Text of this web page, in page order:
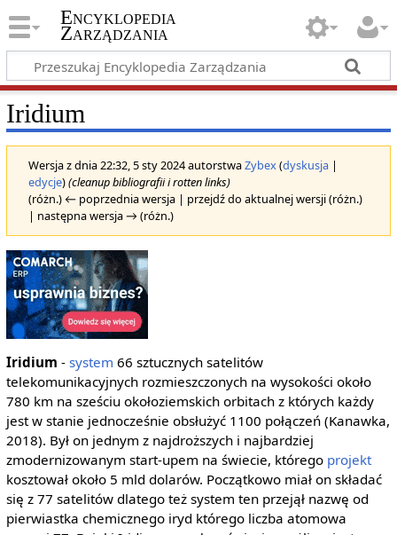
Encyklopedia
Zarządzania
Iridium
Wersja z dnia 22:32, 5 sty 2024 autorstwaZybex(dyskusja|
edycje)(cleanup bibliografii i rotten links)
(różn.) ← poprzednia wersja | przejdź do aktualnej wersji (różn.)
| następna wersja → (różn.)
Iridium - system 66 sztucznych satelitów
telekomunikacyjnych rozmieszczonych na wysokości około
780 km na sześciu okołoziemskich orbitach z których każdy
jest w stanie jednocześnie obsłużyć 1100 połączeń (Kanawka,
2018). Był on jednym z najdroższych i najbardziej
zmodernizowanym start-upem na świecie, którego projekt
kosztował około 5 mld dolarów. Początkowo miał on składać
się z 77 satelitów dlatego też system ten przejął nazwę od
pierwiastka chemicznego iryd którego liczba atomowa